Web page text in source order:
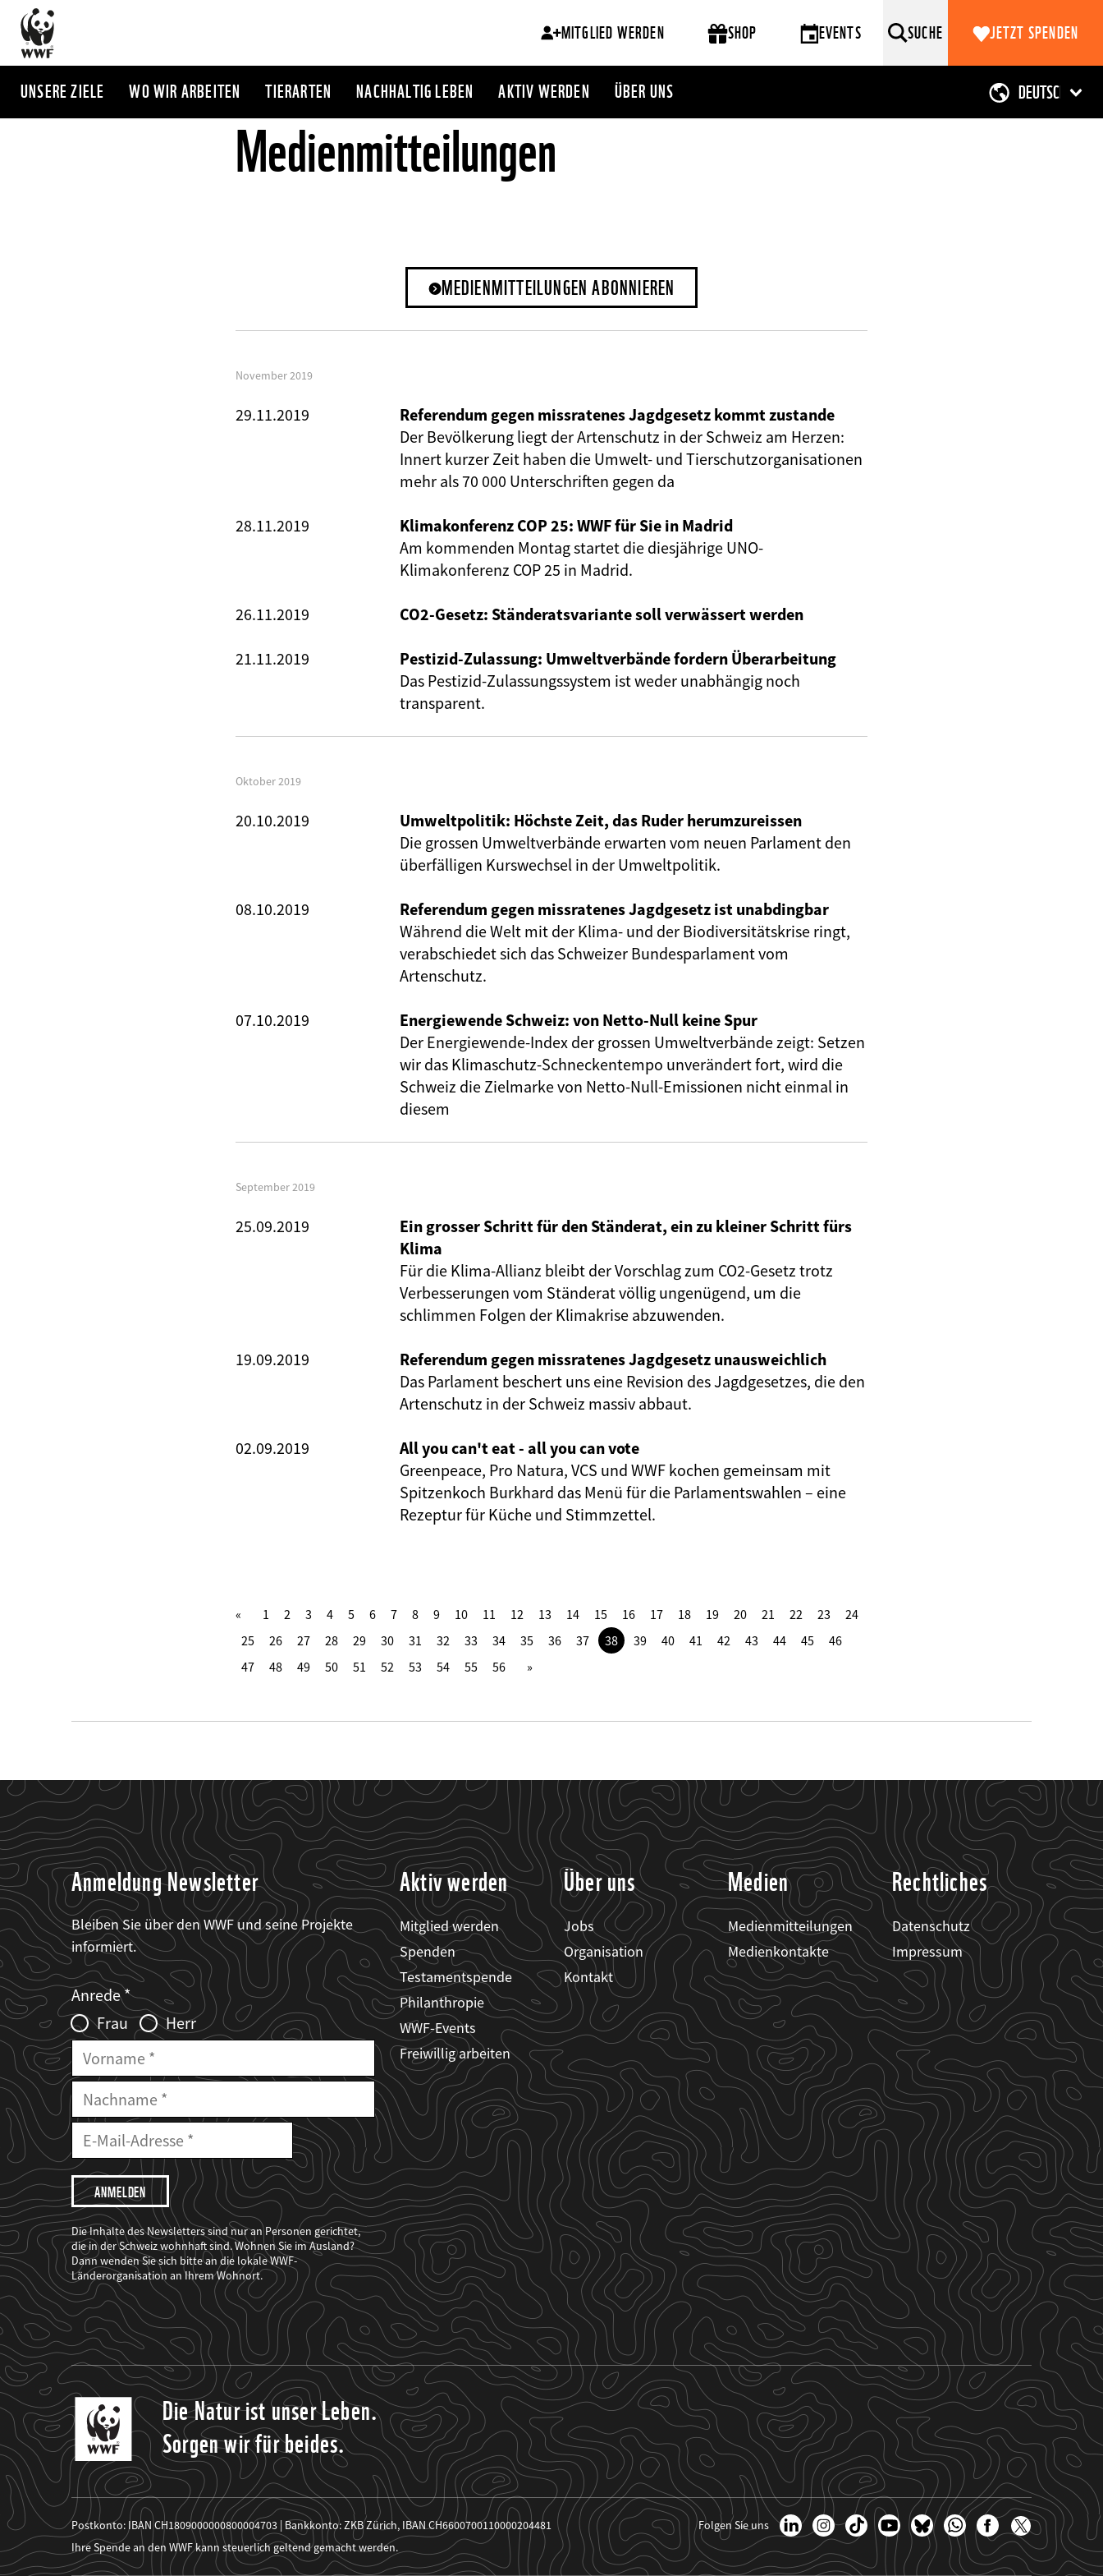
Direkt
zum
Inhalt
MITGLIED WERDEN SHOP EVENTS SUCHE JETZT SPENDEN
UNSERE ZIELE WO WIR ARBEITEN TIERARTEN NACHHALTIG LEBEN AKTIV WERDEN ÜBER UNS
Medienmitteilungen
MEDIENMITTEILUNGEN ABONNIEREN
November 2019
29.11.2019
Referendum gegen missratenes Jagdgesetz kommt zustande
Der Bevölkerung liegt der Artenschutz in der Schweiz am Herzen:
Innert kurzer Zeit haben die Umwelt- und Tierschutzorganisationen
mehr als 70 000 Unterschriften gegen da
28.11.2019
Klimakonferenz COP 25: WWF für Sie in Madrid
Am kommenden Montag startet die diesjährige UNO-
Klimakonferenz COP 25 in Madrid.
26.11.2019 CO2-Gesetz: Ständeratsvariante soll verwässert werden
21.11.2019
Pestizid-Zulassung: Umweltverbände fordern Überarbeitung
Das Pestizid-Zulassungssystem istweder unabhängig noch
transparent.
Oktober 2019
20.10.2019
Umweltpolitik: Höchste Zeit, das Ruder herumzureissen
Die grossen Umweltverbände erwarten vom neuen Parlament den
überfälligen Kurswechsel in der Umweltpolitik.
08.10.2019
Referendum gegen missratenes Jagdgesetz ist unabdingbar
Während die Welt mit der Klima- und der Biodiversitätskrise ringt,
verabschiedet sich das Schweizer Bundesparlament vom
Artenschutz.
07.10.2019
Energiewende Schweiz: von Netto-Null keine Spur
Der Energiewende-Index der grossen Umweltverbände zeigt: Setzen
wir das Klimaschutz-Schneckentempo unverändert fort, wird die
Schweiz die Zielmarke von Netto-Null-Emissionen nicht einmal in
diesem
September 2019
25.09.2019
Ein grosser Schritt für den Ständerat, ein zu kleiner Schritt fürs
Klima
Für die Klima-Allianz bleibt der Vorschlag zum CO2-Gesetz trotz
Verbesserungen vom Ständerat völlig ungenügend, um die
schlimmen Folgen der Klimakrise abzuwenden.
19.09.2019
Referendum gegen missratenes Jagdgesetz unausweichlich
Das Parlament beschert uns eine Revision des Jagdgesetzes, die den
Artenschutz in der Schweiz massiv abbaut.
02.09.2019
All you can't eat - all you can vote
Greenpeace, Pro Natura, VCS und WWF kochen gemeinsam mit
Spitzenkoch Burkhard das Menü für die Parlamentswahlen – eine
Rezeptur für Küche und Stimmzettel.
1 2 3 4 5 6 7 8 9 10 11 12 13 14 15 16 17 18 19 20 21 22 23
24
25
26 27 28 29 30 31 32 33 34 35 36 37 38 39 40 41 42 43 44 45
46
47
48 49 50 51 52 53 54 55 56
Anmeldung Newsletter
Bleiben Sie über den WWF und seine Projekte
informiert.
Web2Case
Infofelder
Fieldset
anrede_name
Anrede
Frau
Herr
Vorname
Nachname
E-
Mailadresse
Mail
Adresse
Ich
möchte,
dass
der
WWF
mich
über
seine
Projekte
informiert.
Die Inhalte des Newsletters sind nur an Personen gerichtet,
die in der Schweiz wohnhaft sind. Wohnen Sie im Ausland?
Dann wenden Sie sich bitte an die lokale WWF-
Länderorganisation an Ihrem Wohnort.
Aktiv werden
Mitglied werden
Spenden
Testamentspende
Philanthropie
WWF-Events
Freiwillig arbeiten
Über uns
Jobs
Organisation
Kontakt
Medien
Medienmitteilungen
Medienkontakte
Rechtliches
Datenschutz
Impressum
Die Natur ist unser Leben.
Sorgen wir für beides.
Postkonto: IBAN CH1809000000800004703 | Bankkonto: ZKB Zürich, IBAN CH6600700110000204481
Ihre Spende an den WWF kann steuerlich geltend gemacht werden.
Folgen Sie uns